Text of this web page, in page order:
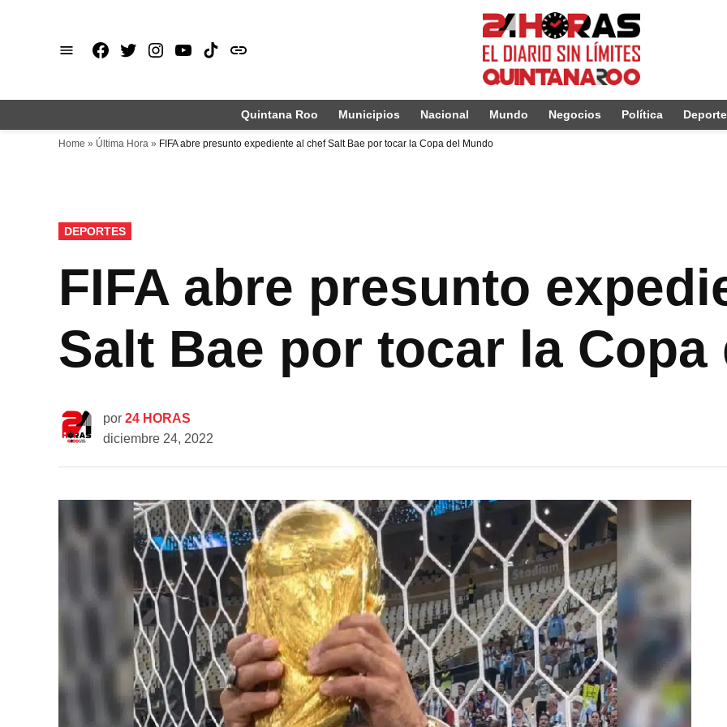
Facebook
X Instagram
Youtube
TikTok
issuu
Quintana Roo Municipios Nacional Mundo Negocios Política
Home » Última Hora » FIFA abre presunto expediente al chef Salt Bae por tocar la Copa del Mundo
PUBLICADO
EN
DEPORTES
FIFA abre presunto
Salt Bae por tocar la Copa
por 24 HORAS
diciembre 24, 2022